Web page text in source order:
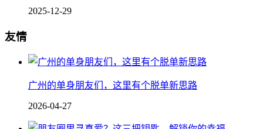
2025-12-29
友情
广州的单身朋友们，这里有个脱单新思路
2026-04-27